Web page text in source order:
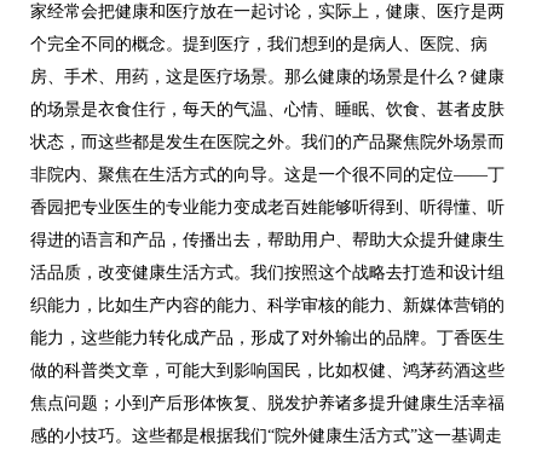
家经常会把健康和医疗放在一起讨论，实际上，健康、医疗是两
个完全不同的概念。提到医疗，我们想到的是病人、医院、病
房、手术、用药，这是医疗场景。那么健康的场景是什么？健康
的场景是衣食住行，每天的气温、心情、睡眠、饮食、甚者皮肤
状态，而这些都是发生在医院之外。我们的产品聚焦院外场景而
非院内、聚焦在生活方式的向导。这是一个很不同的定位——丁
香园把专业医生的专业能力变成老百姓能够听得到、听得懂、听
得进的语言和产品，传播出去，帮助用户、帮助大众提升健康生
活品质，改变健康生活方式。我们按照这个战略去打造和设计组
织能力，比如生产内容的能力、科学审核的能力、新媒体营销的
能力，这些能力转化成产品，形成了对外输出的品牌。丁香医生
做的科普类文章，可能大到影响国民，比如权健、鸿茅药酒这些
焦点问题；小到产后形体恢复、脱发护养诸多提升健康生活幸福
感的小技巧。这些都是根据我们“院外健康生活方式”这一基调走